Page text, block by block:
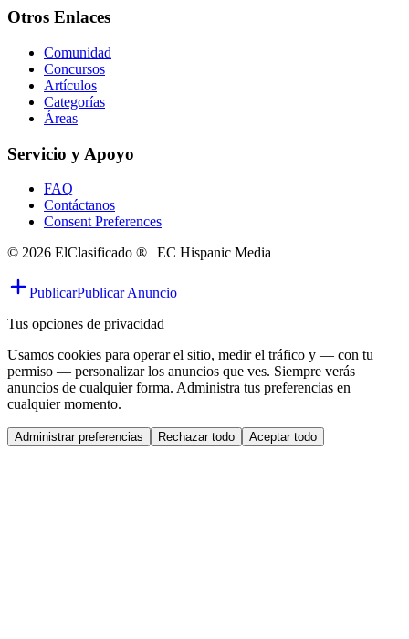
Otros Enlaces
Comunidad
Concursos
Artículos
Categorías
Áreas
Servicio y Apoyo
FAQ
Contáctanos
Consent Preferences
© 2026 ElClasificado ® | EC Hispanic Media
PublicarPublicar Anuncio
Tus opciones de privacidad
Usamos cookies para operar el sitio, medir el tráfico y — con tu
permiso — personalizar los anuncios que ves. Siempre verás
anuncios de cualquier forma. Administra tus preferencias en
cualquier momento.
Administrar preferencias Rechazar todo Aceptar todo